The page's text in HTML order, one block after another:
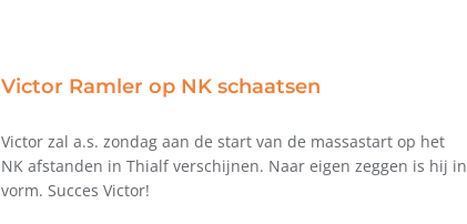
Victor Ramler op NK schaatsen
Victor zal a.s. zondag aan de start van de massastart op het
NK afstanden in Thialf verschijnen. Naar eigen zeggen is hij in
vorm. Succes Victor!